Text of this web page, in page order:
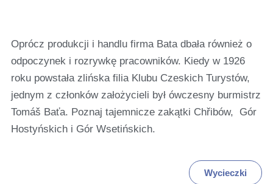
Oprócz produkcji i handlu firma Bata dbała również o
odpoczynek i rozrywkę pracowników. Kiedy w 1926
roku powstała zlińska filia Klubu Czeskich Turystów,
jednym z członków założycieli był ówczesny burmistrz
Tomáš Baťa. Poznaj tajemnicze zakątki Chřibów, Gór
Hostyńskich i Gór Wsetińskich.
Wycieczki